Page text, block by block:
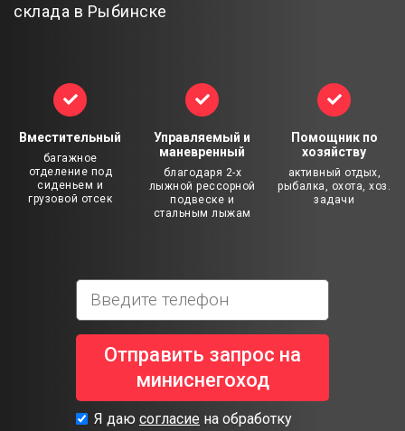
склада в Рыбинске
Вместительный
багажное
отделение под
сиденьем и
грузовой отсек
Управляемый и
маневренный
благодаря 2-х
лыжной рессорной
подвеске и
стальным лыжам
Помощник по
хозяйству
активный отдых,
рыбалка, охота, хоз.
задачи
Отправить запрос на
миниснегоход
Я даю согласие на обработку